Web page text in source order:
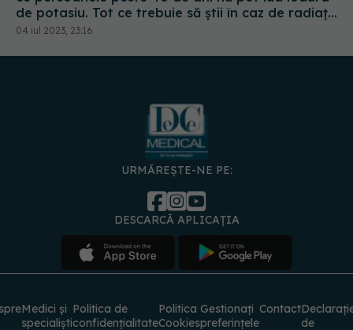
de potasiu. Tot ce trebuie să știi în caz de radiații
radioactive
04 iul 2023, 23:16
URMĂREȘTE-NE PE:
DESCARCĂ APLICAȚIA
Medici și
specialiști
Politica de
confidențialitate
Politica
Cookies
Gestionați
preferințele
Contact
de